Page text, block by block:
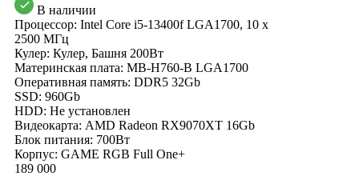
В наличии
Процессор: Intel Core i5-13400f LGA1700, 10 x
2500 МГц
Кулер: Кулер, Башня 200Вт
Материнская плата: MB-H760-B LGA1700
Оперативная память: DDR5 32Gb
SSD: 960Gb
HDD: Не установлен
Видеокарта: AMD Radeon RX9070XT 16Gb
Блок питания: 700Вт
Корпус: GAME RGB Full One+
189 000